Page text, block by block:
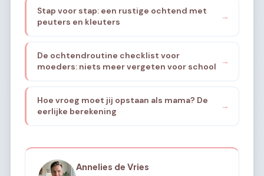
Stap voor stap: een rustige ochtend met
peuters en kleuters
→
De ochtendroutine checklist voor
moeders: niets meer vergeten voor school
→
Hoe vroeg moet jij opstaan als mama? De
eerlijke berekening
→
Annelies de Vries